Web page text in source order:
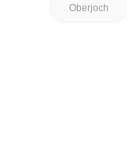
Oberjoch